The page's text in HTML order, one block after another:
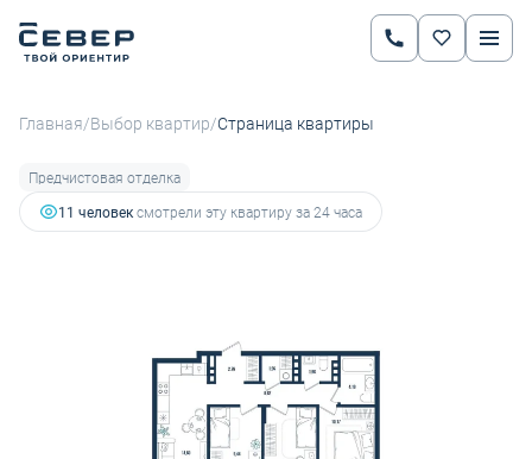
Главная/Выбор квартир/Страница квартиры
Предчистовая отделка
11 человексмотрели эту квартиру за 24 часа